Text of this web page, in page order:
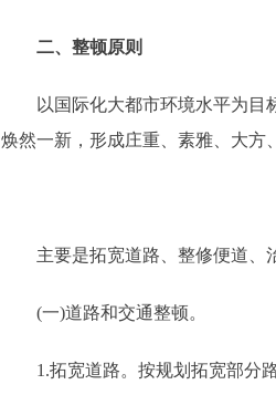
二、整顿原则
以国际化大都市环境水平为目标
焕然一新，形成庄重、素雅、大方
主要是拓宽道路、整修便道、治
(一)道路和交通整顿。
1.拓宽道路。按规划拓宽部分路